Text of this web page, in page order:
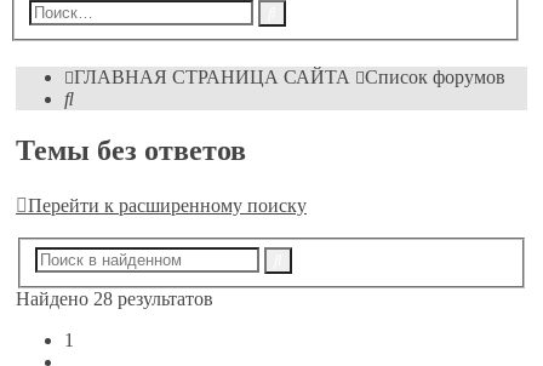
ГЛАВНАЯ СТРАНИЦА САЙТА
Список форумов
Поиск
Темы без ответов
Перейти к расширенному поиску
Найдено 28 результатов
1